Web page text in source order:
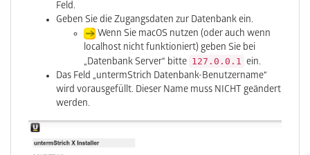
Feld.
Geben Sie die Zugangsdaten zur Datenbank ein.
Wenn Sie macOS nutzen (oder auch wenn
localhost nicht funktioniert) geben Sie bei
„Datenbank Server“ bitte 127.0.0.1 ein.
Das Feld „untermStrich Datenbank-Benutzername“
wird vorausgefüllt. Dieser Name muss NICHT geändert
werden.